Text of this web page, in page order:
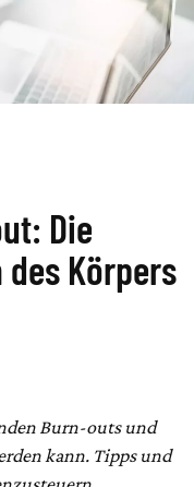
Die
Körpers
Burn-outs und
kann. Tipps und